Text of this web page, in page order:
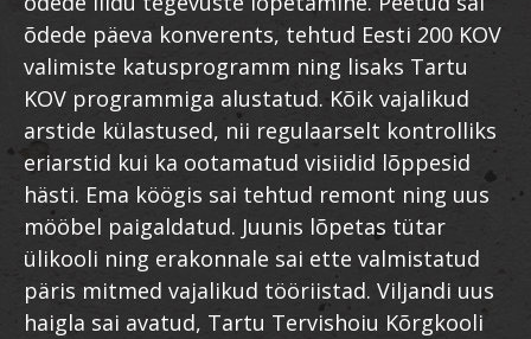
õdede päeva konverents, tehtud Eesti 200 KOV
valimiste katusprogramm ning lisaks Tartu
KOV programmiga alustatud. Kõik vajalikud
arstide külastused, nii regulaarselt kontrolliks
eriarstid kui ka ootamatud visiidid lõppesid
hästi. Ema köögis sai tehtud remont ning uus
mööbel paigaldatud. Juunis lõpetas tütar
ülikooli ning erakonnale sai ette valmistatud
päris mitmed vajalikud tööriistad. Viljandi uus
haigla sai avatud, Tartu Tervishoiu Kõrgkooli